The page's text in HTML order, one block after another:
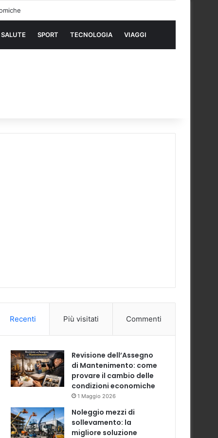
SALUTE SPORT TECNOLOGIA VIAGGI
Recenti Più visitati Commenti
Revisione dell’Assegno
di Mantenimento: come
provare il cambio delle
condizioni economiche
1 Maggio 2026
Noleggio mezzi di
sollevamento: la
migliore soluzione